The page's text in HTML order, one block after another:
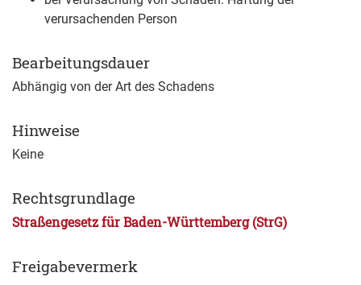
verursachenden Person
Bearbeitungsdauer
Abhängig von der Art des Schadens
Hinweise
Keine
Rechtsgrundlage
Straßengesetz für Baden-Württemberg (StrG)
Freigabevermerk